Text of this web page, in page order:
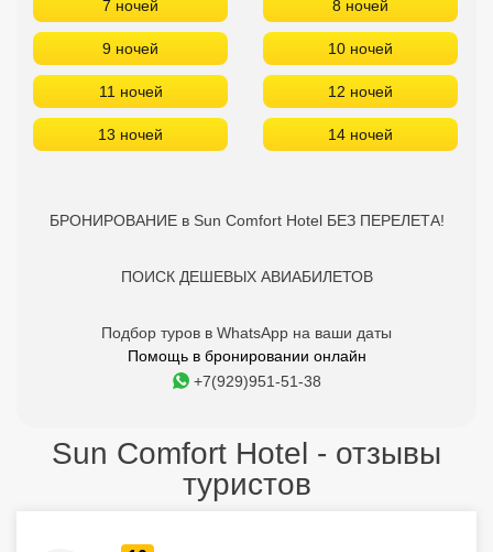
7 ночей 8 ночей
9 ночей 10 ночей
11 ночей 12 ночей
13 ночей 14 ночей
БРОНИРОВАНИЕ в Sun Comfort Hotel БЕЗ ПЕРЕЛЕТА!
ПОИСК ДЕШЕВЫХ АВИАБИЛЕТОВ
Подбор туров в WhatsApp на ваши даты
Помощь в бронировании онлайн
+7(929)951-51-38
Sun Comfort Hotel - отзывы
туристов